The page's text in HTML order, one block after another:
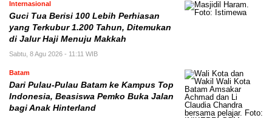
Internasional
Guci Tua Berisi 100 Lebih Perhiasan
yang Terkubur 1.200 Tahun, Ditemukan
di Jalur Haji Menuju Makkah
Sabtu, 8 Agu 2026 - 11:11 WIB
Batam
Dari Pulau-Pulau Batam ke Kampus Top
Indonesia, Beasiswa Pemko Buka Jalan
bagi Anak Hinterland